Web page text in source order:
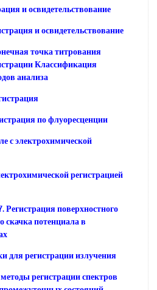
и освидетельствование
и освидетельствование
точка титрования
Классификация
анализа
по флуоресценции
с электрохимической
регистрацией
Регистрация поверхностного
скачка потенциала в
для регистрации излучения
регистрации спектров